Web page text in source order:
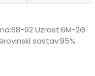
92 Uzrast:6M-2G
sastav:95%